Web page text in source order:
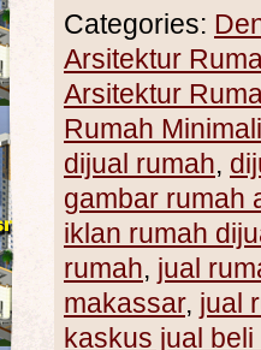
Categories:
Arsitektur
Arsitektur
Rumah
dijual rumah,
gambar rumah
iklan rumah
rumah, jual
makassar, jual
kaskus jual beli